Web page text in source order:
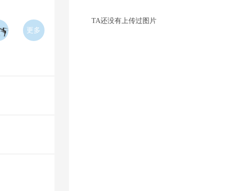
更多
TA还没有上传过图片